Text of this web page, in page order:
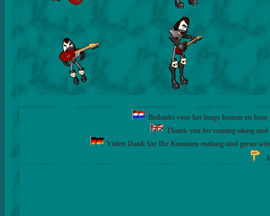
Bedankt voor het langs komen en
Thank you for coming along and
Vielen Dank für Ihr Kommen entlang und gerne